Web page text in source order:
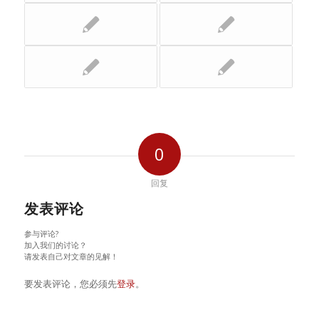
0
回复
发表评论
参与评论?
加入我们的讨论？
请发表自己对文章的见解！
要发表评论，您必须先登录。